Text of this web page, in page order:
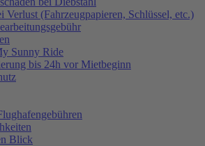
Verlust (Fahrzeugpapieren, Schlüssel, etc.)
Sunny Ride
bis 24h vor Mietbeginn
Blick